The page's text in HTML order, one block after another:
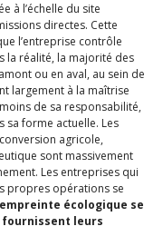
à l’échelle du site
directes. Cette
l’entreprise contrôle
la réalité, la majorité des
ou en aval, au sein de
largement à la maîtrise
de sa responsabilité,
sa forme actuelle. Les
agricole,
sont massivement
Les entreprises qui
propres opérations se
écologique se
leurs